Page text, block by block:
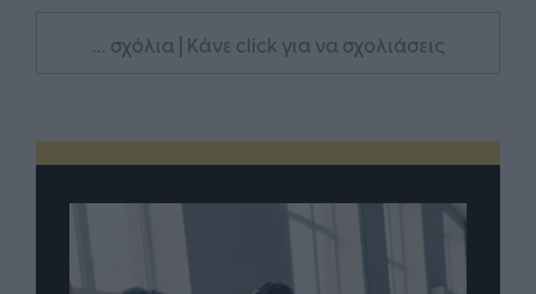
... σχόλια | Κάνε click για να σχολιάσεις